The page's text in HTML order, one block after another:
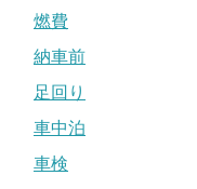
燃費
納車前
足回り
車中泊
車検